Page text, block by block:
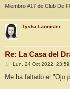
Miembro #17 de Club De
Tysha Lannister
Re: La Casa del
M
n
Lun, 24 Oct 2022, 23:59
Me ha faltado el "Ojo